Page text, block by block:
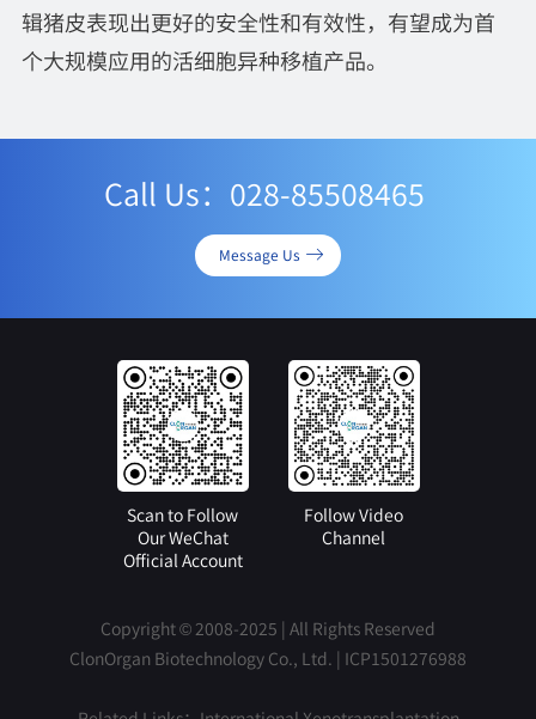
辑猪皮表现出更好的安全性和有效性，有望成为首
个大规模应用的活细胞异种移植产品。
Call Us：028-85508465
Message Us
Scan to Follow
Our WeChat
Official Account
Follow Video
Channel
Copyright © 2008-2025 | All Rights Reserved
ClonOrgan Biotechnology Co., Ltd. | ICP1501276988